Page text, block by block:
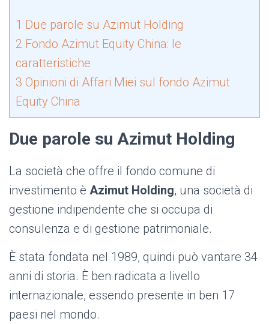
1 Due parole su Azimut Holding
2 Fondo Azimut Equity China: le
caratteristiche
3 Opinioni di Affari Miei sul fondo Azimut
Equity China
Due parole su Azimut Holding
La società che offre il fondo comune di
investimento è Azimut Holding, una società di
gestione indipendente che si occupa di
consulenza e di gestione patrimoniale.
È stata fondata nel 1989, quindi può vantare 34
anni di storia. È ben radicata a livello
internazionale, essendo presente in ben 17
paesi nel mondo.